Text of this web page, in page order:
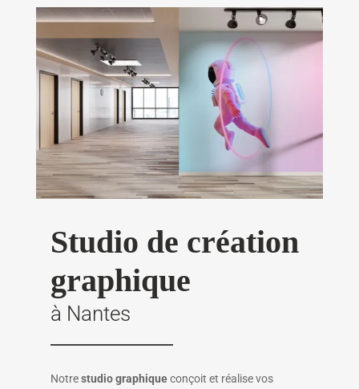
Studio de création
graphique
à Nantes
Notrestudio graphiqueconçoit et réalise vos